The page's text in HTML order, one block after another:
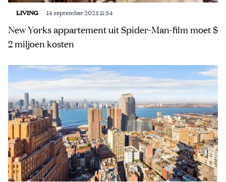
LIVING 14 september 2025 11:54
New Yorks appartement uit Spider-Man-film moet $
2 miljoen kosten